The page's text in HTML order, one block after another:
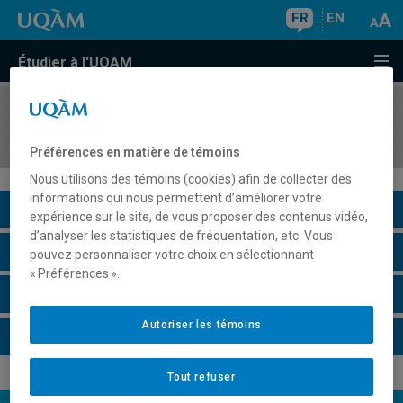
FR EN
Étudier à l'UQAM
COURS//
Description du cours
Horaire - Été 2026
Préférences en matière de témoins
Nous utilisons des témoins (cookies) afin de collecter des
informations qui nous permettent d’améliorer votre
expérience sur le site, de vous proposer des contenus vidéo,
d’analyser les statistiques de fréquentation, etc. Vous
pouvez personnaliser votre choix en sélectionnant
« Préférences ».
Tout refuser
Autoriser les témoins